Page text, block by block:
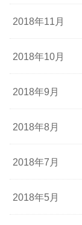
2018年11月
2018年10月
2018年9月
2018年8月
2018年7月
2018年5月